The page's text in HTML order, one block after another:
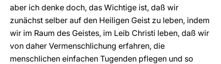
aber ich denke doch, das Wichtige ist, daß wir
zunächst selber auf den Heiligen Geist zu leben, indem
wir im Raum des Geistes, im Leib Christi leben, daß wir
von daher Vermenschlichung erfahren, die
menschlichen einfachen Tugenden pflegen und so